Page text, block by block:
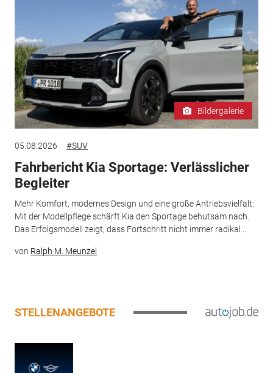
Bildergalerie
05.08.2026 #SUV
Fahrbericht Kia Sportage: Verlässlicher
Begleiter
Mehr Komfort, modernes Design und eine große Antriebsvielfalt:
Mit der Modellpflege schärft Kia den Sportage behutsam nach.
Das Erfolgsmodell zeigt, dass Fortschritt nicht immer radikal...
von Ralph M. Meunzel
STELLENANGEBOTE